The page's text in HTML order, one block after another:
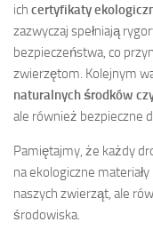
ich certyfikaty
zazwyczaj spełniają
bezpieczeństwa, co
zwierzętom. Kolejnym
naturalnych środków
ale również bezpieczne
Pamiętajmy, że każdy
na ekologiczne
naszych zwierząt, ale
środowiska.